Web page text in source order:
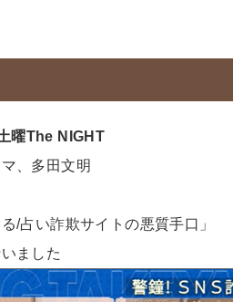
曜The NIGHT
、多田文明
/占い詐欺サイトの悪質手口」
ました